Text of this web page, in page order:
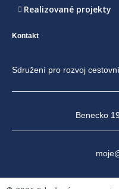
Realizované projekty
Kontakt
Sdružení pro rozvoj
Benecko